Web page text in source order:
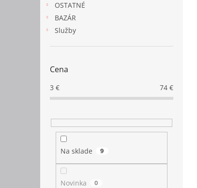
OSTATNÉ
BAZÁR
Služby
Cena
3 € 74 €
Na sklade 9
Novinka 0